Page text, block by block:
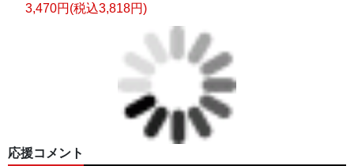
3,470円(税込3,818円)
応援コメント